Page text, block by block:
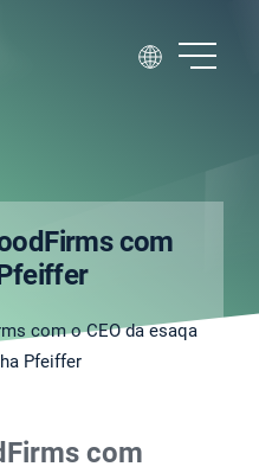
com
com o CEO da esaqa
Pfeiffer
com